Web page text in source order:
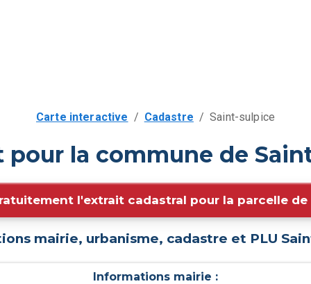
Carte interactive / Cadastre / Saint-sulpice
la commune de
l'extrait cadastral pour la parcelle de
mairie, urbanisme, cadastre et PLU
Informations mairie :